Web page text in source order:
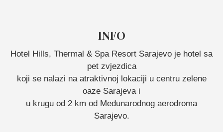
INFO
Hotel Hills, Thermal & Spa Resort Sarajevo je hotel sa
pet zvjezdica
koji se nalazi na atraktivnoj lokaciji u centru zelene
oaze Sarajeva i
u krugu od 2 km od Međunarodnog aerodroma
Sarajevo.